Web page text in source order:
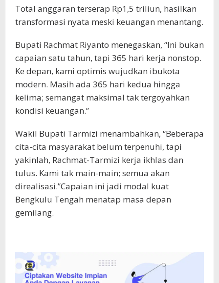
Total anggaran terserap Rp1,5 triliun, hasilkan
transformasi nyata meski keuangan menantang.
Bupati Rachmat Riyanto menegaskan, “Ini bukan
capaian satu tahun, tapi 365 hari kerja nonstop.
Ke depan, kami optimis wujudkan ibukota
modern. Masih ada 365 hari kedua hingga
kelima; semangat maksimal tak tergoyahkan
kondisi keuangan.”
Wakil Bupati Tarmizi menambahkan, “Beberapa
cita-cita masyarakat belum terpenuhi, tapi
yakinlah, Rachmat-Tarmizi kerja ikhlas dan
tulus. Kami tak main-main; semua akan
direalisasi.”Capaian ini jadi modal kuat
Bengkulu Tengah menatap masa depan
gemilang.